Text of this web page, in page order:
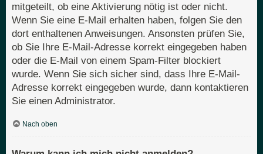
mitgeteilt, ob eine Aktivierung nötig ist oder nicht.
Wenn Sie eine E-Mail erhalten haben, folgen Sie den
dort enthaltenen Anweisungen. Ansonsten prüfen Sie,
ob Sie Ihre E-Mail-Adresse korrekt eingegeben haben
oder die E-Mail von einem Spam-Filter blockiert
wurde. Wenn Sie sich sicher sind, dass Ihre E-Mail-
Adresse korrekt eingegeben wurde, dann kontaktieren
Sie einen Administrator.
Nach oben